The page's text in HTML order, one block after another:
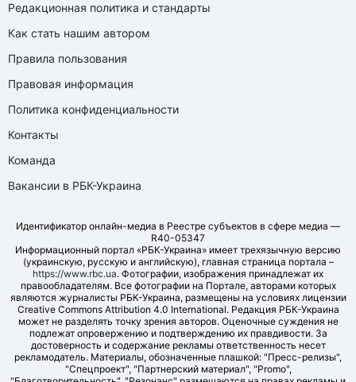
Редакционная политика и стандарты
Как стать нашим автором
Правила пользования
Правовая информация
Политика конфиденциальности
Контакты
Команда
Вакансии в РБК-Украина
Идентификатор онлайн-медиа в Реестре субъектов в сфере медиа —
R40-05347
Информационный портал «РБК-Украина» имеет трехязычную версию
(украинскую, русскую и английскую), главная страница портала –
https://www.rbc.ua. Фотографии, изображения принадлежат их
правообладателям. Все фотографии на Портале, авторами которых
являются журналисты РБК-Украина, размещены на условиях лицензии
Creative Commons Attribution 4.0 International. Редакция РБК-Украина
может не разделять точку зрения авторов. Оценочные суждения не
подлежат опровержению и подтверждению их правдивости. За
достоверность и содержание рекламы ответственность несет
рекламодатель. Материалы, обозначенные плашкой: "Пресс-релизы",
"Спецпроект", "Партнерский материал", "Promo",